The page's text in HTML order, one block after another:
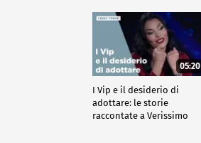
05:20
I Vip e il desiderio di
adottare: le storie
raccontate a Verissimo